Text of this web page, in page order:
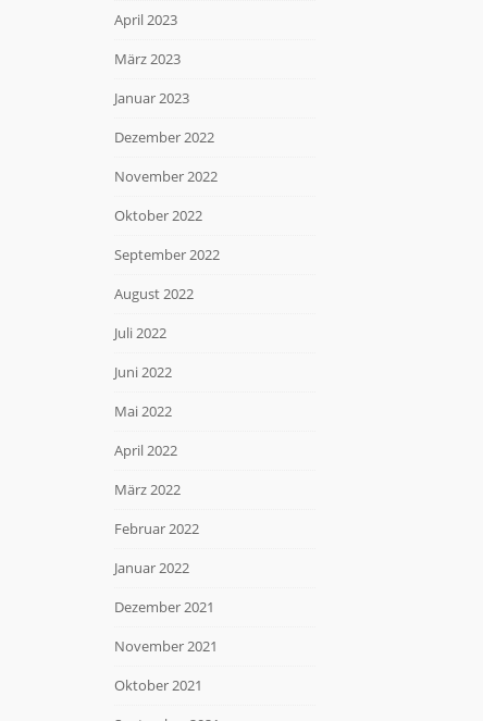
April 2023
März 2023
Januar 2023
Dezember 2022
November 2022
Oktober 2022
September 2022
August 2022
Juli 2022
Juni 2022
Mai 2022
April 2022
März 2022
Februar 2022
Januar 2022
Dezember 2021
November 2021
Oktober 2021